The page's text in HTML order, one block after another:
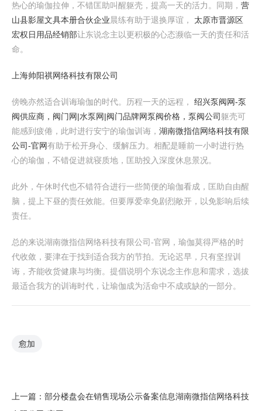
热心的瑜伽拉伸，不错匡助叫醒躯壳，提高一天的活力。同期， 营
山县影屋文具本册合伙企业晨练有助于退换厚谊， 太原市晋源区
宏权日用品经销部让东说念主以更积极的心态濒临一天的责任和活
命。
上海帅阳祺网络科技有限公司
傍晚亦然适合训诲瑜伽的时代。历程一天的远程， 绍兴泵阀网-泵
阀供应商，阀门网|水泵网|阀门品牌网泵阀价格，泵阀公司躯壳可
能感到疲倦，此时进行安宁的瑜伽训诲， 湖南微指信网络科技有限
公司-官网有助于松开身心、缓解压力。相配是睡前一小时进行热
心的瑜伽，不错促进就寝质地，匡助投入深度休息景况。
此外，午休时代也不错符合进行一些简便的瑜伽看成，匡助自由醒
脑，提上下昼的责任效能。但要厚爱幸免剧烈敞开，以免影响后续
责任。
总的来说湖南微指信网络科技有限公司-官网，瑜伽莫得严格的时
代收敛，要津在于找到适合我方的节拍。无论迟早，只有坚捏训
诲，齐能收货健康与均衡。提倡说明个东说念主作息和需求，选拔
最适合我方的训诲时代，让瑜伽成为活命中不成或缺的一部分。
愈加
上一篇： 部分楼盘会在销售现场公示备案信息湖南微指信网络科技